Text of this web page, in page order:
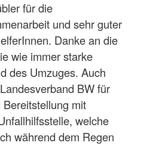
für die
und sehr guter
Danke an die
wie immer starke
des Umzuges. Auch
BW für
mit
welche
während dem Regen